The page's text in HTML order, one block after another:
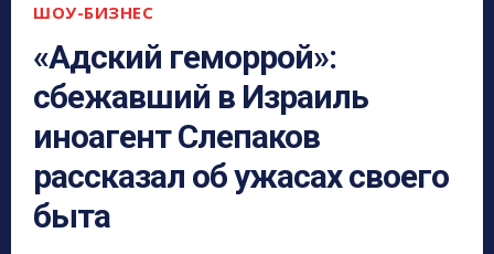
ШОУ-БИЗНЕС
«Адский геморрой»:
сбежавший в Израиль
иноагент Слепаков
рассказал об ужасах своего
быта